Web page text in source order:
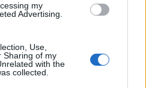
my
Advertising.
Use,
Sharing of my
with the
collected.
attenzione attraverso regolari
ed autorizzati alla pubblicazione, e
o gli autori avessero qualcosa in
che da segnalarlo alla redazione (indirizzo